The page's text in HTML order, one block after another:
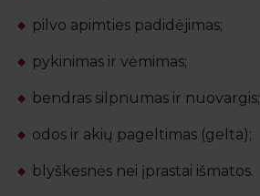
pilvo apimties padidėjimas;
pykinimas ir vėmimas;
bendras silpnumas ir nuovargis;
odos ir akių pageltimas (gelta);
blyškesnės nei įprastai išmatos.